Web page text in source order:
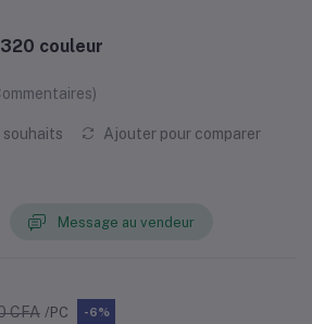
couleur
Ajouter pour comparer
Message au vendeur
CFA /PC -6%